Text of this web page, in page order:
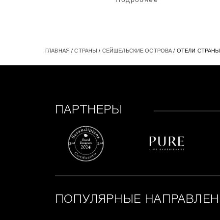
ГЛАВНАЯ /СТРАНЫ / СЕЙШЕЛЬСКИЕ ОСТРОВА / ОТЕЛИ СТРАНЫ
ПАРТНЕРЫ
ПОПУЛЯРНЫЕ